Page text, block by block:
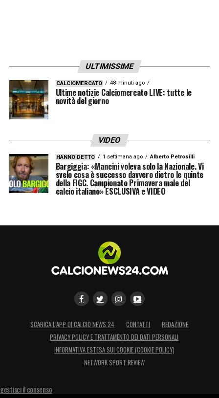
ULTIMISSIME
CALCIOMERCATO 48 minuti ago
Ultime notizie Calciomercato LIVE: tutte le
novità del giorno
VIDEO
HANNO DETTO 1 settimana ago Alberto Petrosilli
Bargiggia: «Mancini voleva solo la Nazionale. Vi
svelo cosa è successo davvero dietro le quinte
della FIGC. Campionato Primavera male del
calcio italiano» ESCLUSIVA e VIDEO
SCARICA L’APP DI CALCIO NEWS 24 CONTATTI
REDAZIONE
PRIVACY POLICY E TRATTAMENTO DEI DATI PERSONALI
INFORMATIVA ESTESA SUI COOKIE (COOKIE POLICY)
NETWORK SPORT REVIEW
gestisci il consenso